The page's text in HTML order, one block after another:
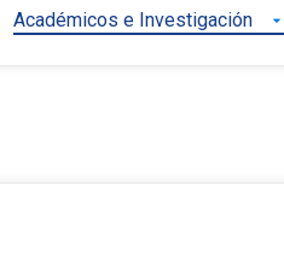
Académicos e Investigación arrow_drop_down